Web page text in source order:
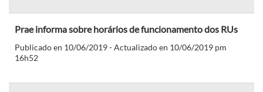
Prae informa sobre horários de funcionamento dos RUs
Publicado en 10/06/2019 - Actualizado en 10/06/2019 pm
16h52